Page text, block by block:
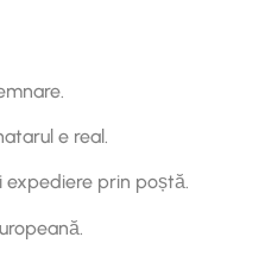
e real.
expediere prin poștă.